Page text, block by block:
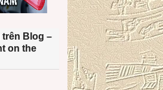
Blog –
on the